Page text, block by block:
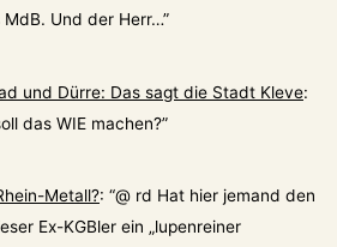
MdB. Und der Herr…”
und Dürre: Das sagt die Stadt Kleve:
das WIE machen?”
Metall?: “@ rd Hat hier jemand den
Ex-KGBler ein „lupenreiner